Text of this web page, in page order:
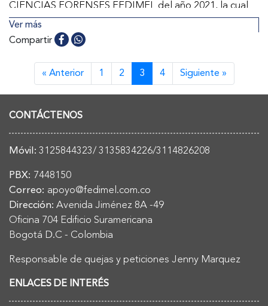
CIENCIAS FORENSES FEDIMEL del año 2021, la cual
se desarrollará en forma NO PRESENCIAL.
Ver más
Compartir
« Anterior 1 2 3 4 Siguiente »
CONTÁCTENOS
Móvil: 3125844323/ 3135834226/3114826208
PBX: 7448150
Correo: apoyo@fedimel.com.co
Dirección: Avenida Jiménez 8A -49
Oficina 704 Edificio Suramericana
Bogotá D.C - Colombia
Responsable de quejas y peticiones Jenny Marquez
ENLACES DE INTERÉS